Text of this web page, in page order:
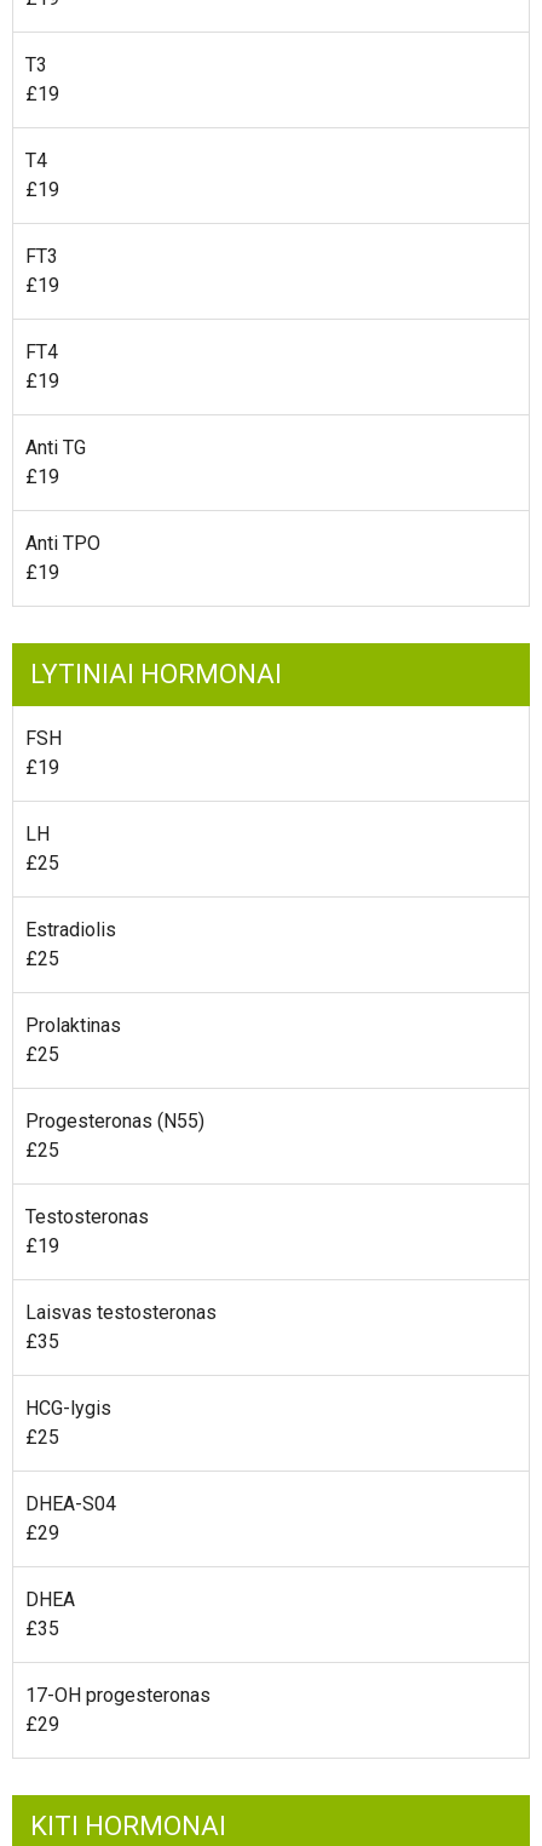
T3
£19
T4
£19
FT3
£19
FT4
£19
Anti TG
£19
Anti TPO
£19
LYTINIAI HORMONAI
FSH
£19
LH
£25
Estradiolis
£25
Prolaktinas
£25
Progesteronas (N55)
£25
Testosteronas
£19
Laisvas testosteronas
£35
HCG-lygis
£25
DHEA-S04
£29
DHEA
£35
17-OH progesteronas
£29
KITI HORMONAI